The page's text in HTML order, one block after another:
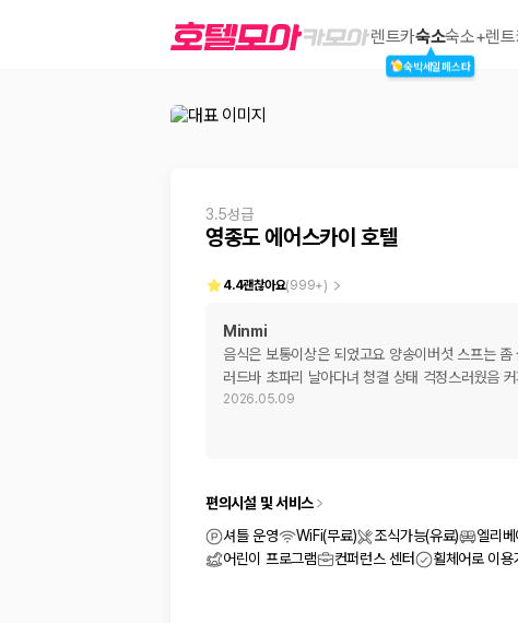
영종도 에어스카이 호텔
제주렌트카 가격비교는 카모아에서 한 번에
제주도 렌트카는 업체마다 차량 가격, 보험 조건, 면책금, 보상 한도, 인수 장
경차, 소형, 준중형, 중형, SUV, 승합차 등 여행 인
일반자차, 완전자차, 슈퍼자차의 면책금과 보상 한도를
제주공항 인수 조건 비교:셔틀 이동, 인수 위치, 반납 편의성을 함께 확
비교 후 원하는 차량을 바로 예약할 수 있습니다.
렌트카숙소
숙박세일페스타
숙소+렌
3.5성급
영종도 에어스카이 호텔
4.4괜찮아요(999+)
Minmi
음식은 보통이상은 되었고요 양송이버섯 스프는 좀
러드바 초파리 날아다녀 청결 상태 걱정스러웠음
2026.05.09
편의시설 및 서비스
셔틀 운영
WiFi(무료) 조식가능(유료) 엘리베
어린이 프로그램
컨퍼런스 센터 휠체어로 이용